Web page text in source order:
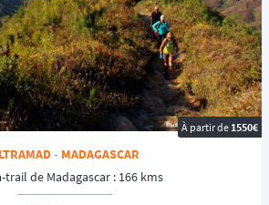
À partir de 1550€
- MADAGASCAR
trail de Madagascar : 166 kms